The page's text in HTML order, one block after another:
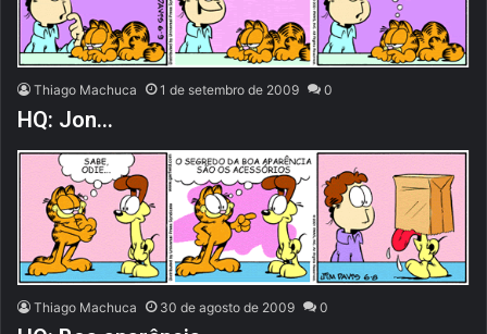
Thiago Machuca 1 de setembro de 2009 0
HQ: Jon…
Thiago Machuca 30 de agosto de 2009 0